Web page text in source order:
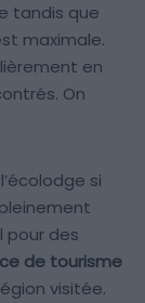
tandis que
maximale.
en
On
si
pour des
de tourisme
visitée.